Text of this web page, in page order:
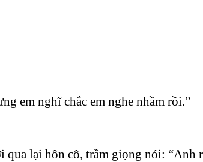
em nghĩ chắc em nghe nhầm rồi.”
lại hôn cô, trầm giọng nói: “Anh